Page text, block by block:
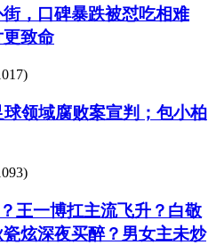
，口碑暴跌被怼吃相难
致命
领域腐败案宣判；包小柏
王一博扛主流飞升？白敬
炫深夜买醉？男女主未炒